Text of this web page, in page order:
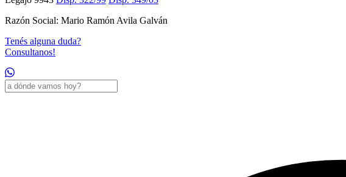
Razón Social: Mario Ramón Avila Galván
Tenés alguna duda?
Consultanos!